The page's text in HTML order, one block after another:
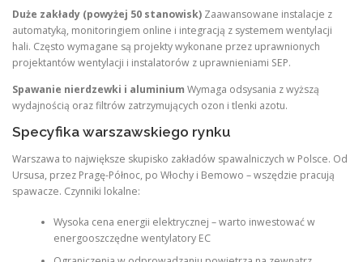
Duże zakłady (powyżej 50 stanowisk) Zaawansowane instalacje z
automatyką, monitoringiem online i integracją z systemem wentylacji
hali. Często wymagane są projekty wykonane przez uprawnionych
projektantów wentylacji i instalatorów z uprawnieniami SEP.
Spawanie nierdzewki i aluminium Wymaga odsysania z wyższą
wydajnością oraz filtrów zatrzymujących ozon i tlenki azotu.
Specyfika warszawskiego rynku
Warszawa to największe skupisko zakładów spawalniczych w Polsce. Od
Ursusa, przez Pragę-Północ, po Włochy i Bemowo – wszędzie pracują
spawacze. Czynniki lokalne:
Wysoka cena energii elektrycznej – warto inwestować w
energooszczędne wentylatory EC